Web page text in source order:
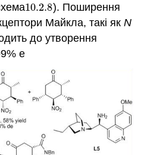
10.2.8
10.2.8). Поширення
Майкла, такі якN
до утворення
е